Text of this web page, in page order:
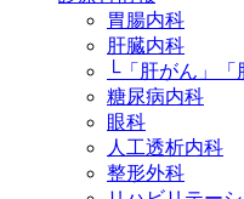
胃腸内科
肝臓内科
└「肝がん」
糖尿病内科
眼科
人工透析内科
整形外科